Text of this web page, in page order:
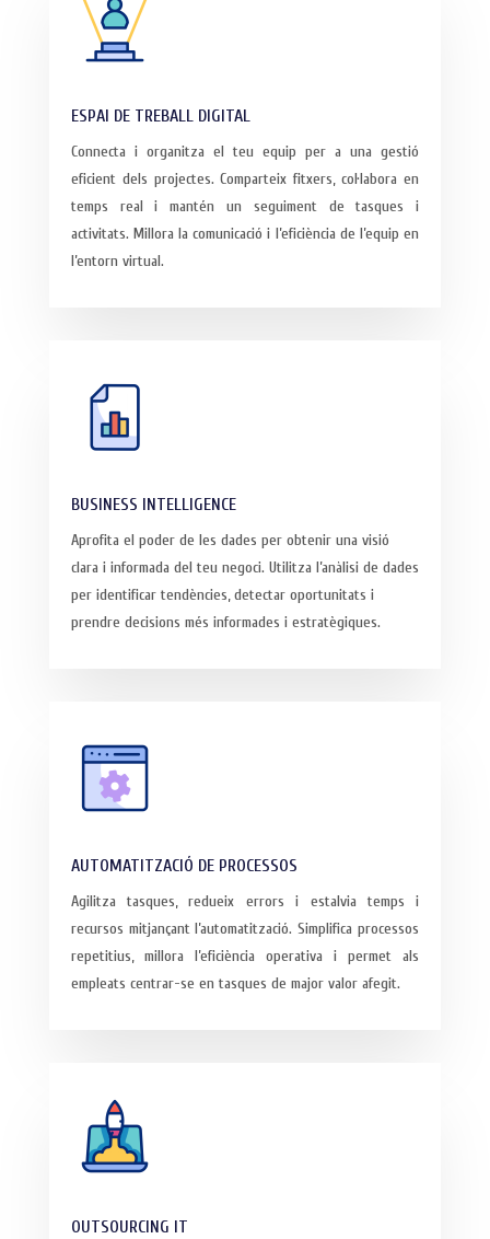
ESPAI DE TREBALL DIGITAL
Connecta i organitza el teu equip per a una gestió
eficient dels projectes. Comparteix fitxers, col·labora en
temps real i mantén un seguiment de tasques i
activitats. Millora la comunicació i l’eficiència de l’equip en
l’entorn virtual.
BUSINESS INTELLIGENCE
Aprofita el poder de les dades per obtenir una visió
clara i informada del teu negoci. Utilitza l’anàlisi de dades
per identificar tendències, detectar oportunitats i
prendre decisions més informades i estratègiques.
AUTOMATITZACIÓ DE PROCESSOS
Agilitza tasques, redueix errors i estalvia temps i
recursos mitjançant l’automatització. Simplifica processos
repetitius, millora l’eficiència operativa i permet als
empleats centrar-se en tasques de major valor afegit.
OUTSOURCING IT